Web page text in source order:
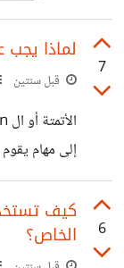
7
لماذا
قبل سنتين
إلى مهام
يحدث أيضًا
متخصصة. في
6
كيف
الخاص؟